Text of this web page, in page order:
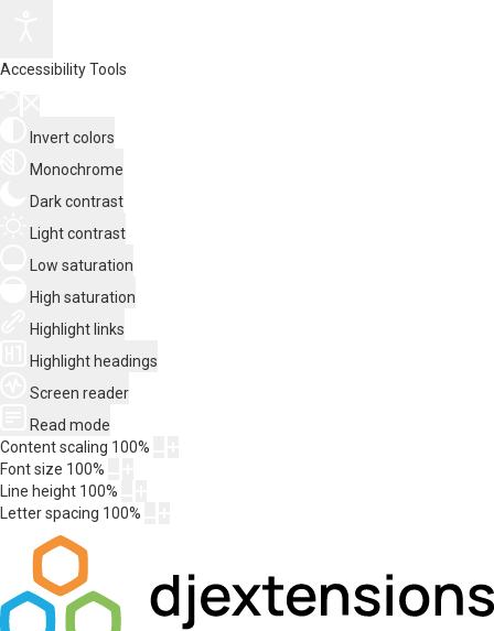
Accessibility Tools
Invert colors
Monochrome
Dark contrast
Light contrast
Low saturation
High saturation
Highlight links
Highlight headings
Screen reader
Read mode
Content scaling 100%
Font size 100%
Line height 100%
Letter spacing 100%